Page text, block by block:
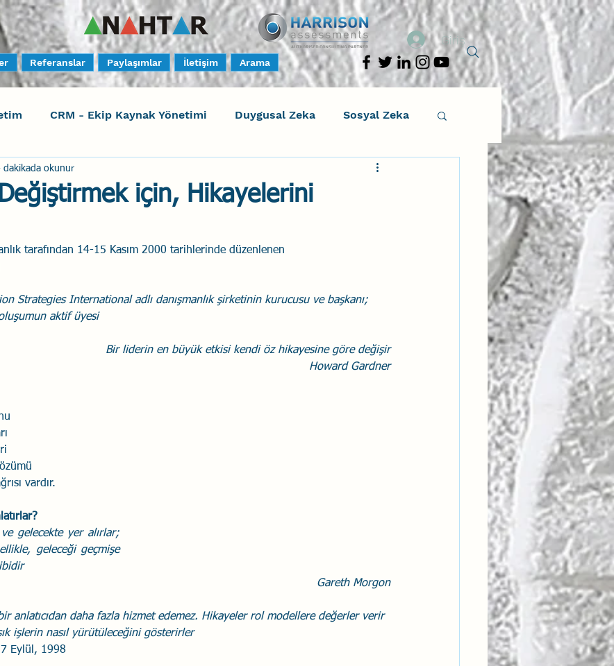
Referanslar Paylaşımlar İletişim Arama
Giriş
CRM - Ekip Kaynak Yönetimi Duygusal Zeka Sosyal Zeka
Harrison Assessments
- Human Factors
için, Hikayelerini
dakikada okunur
tarafından 14-15 Kasım 2000 tarihlerinde düzenlenen
Strategies International adlı danışmanlık şirketinin kurucusu ve başkanı;
aktif üyesi
Bir liderin en büyük etkisi kendi öz hikayesine göre değişir
Howard Gardner
vardır.
gelecekte yer alırlar;
geleceği geçmişe
Gareth Morgon
anlatıcıdan daha fazla hizmet edemez. Hikayeler rol modellere değerler verir
işlerin nasıl yürütüleceğini gösterirler
7 Eylül, 1998